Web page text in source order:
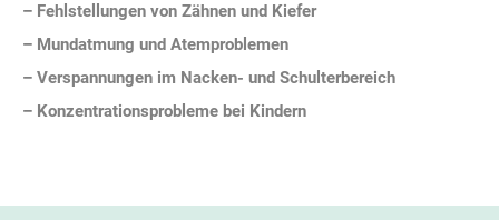
– Fehlstellungen von Zähnen und Kiefer
– Mundatmung und Atemproblemen
– Verspannungen im Nacken- und Schulterbereich
– Konzentrationsprobleme bei Kindern